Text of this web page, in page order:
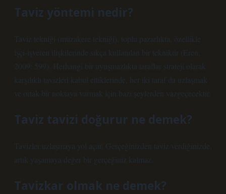
Taviz yöntemi nedir?
Taviz tekniği (müzakere tekniği), toplu pazarlıkta, özellikle
işçi-işveren ilişkilerinde sıkça kullanılan bir tekniktir (Eren,
2009: 599). Herhangi bir uyuşmazlıkta taraflar strateji olarak
karşılıklı tavizleri kabul ettiklerinde, her iki taraf da uzlaşmak
ve ortak bir noktaya varmak için bazı şeylerden vazgeçecektir.
Taviz tavizi doğurur ne demek?
Tavizler uzlaşmaya yol açar. Gerçeğinizden taviz verdiğinizde,
artık yaşamaya değer bir gerçeğiniz kalmaz.
Tavizkar olmak ne demek?